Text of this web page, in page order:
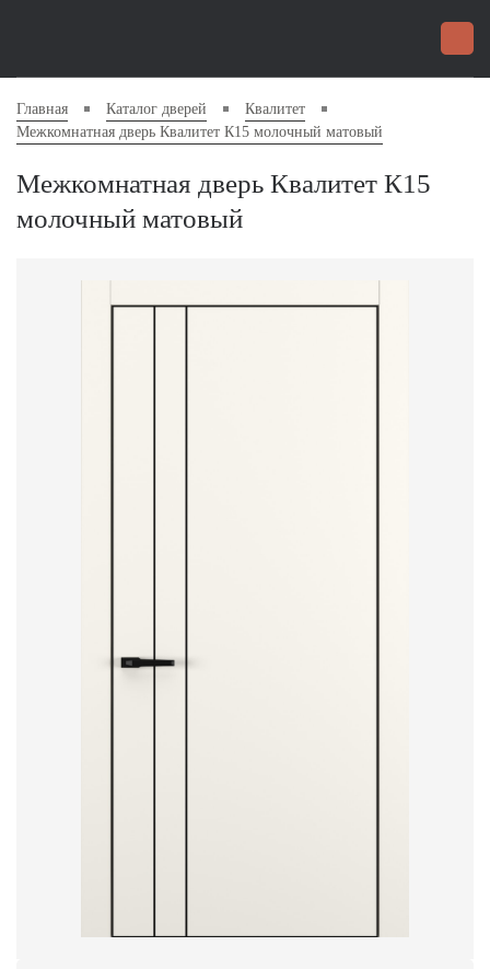
Главная Каталог дверей
Квалитет
Межкомнатная дверь Квалитет К15 молочный матовый
Межкомнатная дверь Квалитет К15
молочный матовый